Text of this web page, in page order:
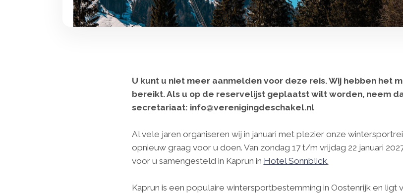
U kunt u niet meer aanmelden voor deze reis. Wij hebben het
bereikt. Als u op de reservelijst geplaatst wilt worden, neem
secretariaat: info@verenigingdeschakel.nl
Al vele jaren organiseren wij in januari met plezier onze
opnieuw graag voor u doen. Van zondag 17 t/m vrijdag 22 januari
voor u samengesteld in Kaprun in Hotel Sonnblick.
Kaprun is een populaire wintersportbestemming in Oostenrijk en ligt